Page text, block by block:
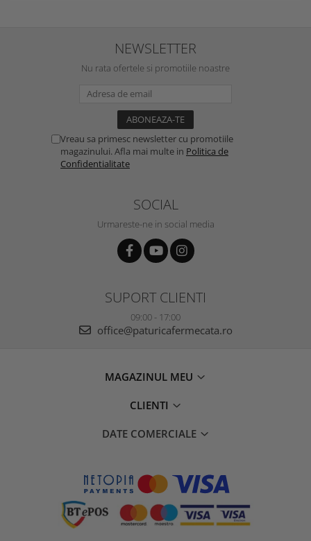
NEWSLETTER
Nu rata ofertele si promotiile noastre
Vreau sa primesc newsletter cu promotiile
magazinului. Afla mai multe in Politica de
Confidentialitate
SOCIAL
Urmareste-ne in social media
SUPORT CLIENTI
09:00 - 17:00
office@paturicafermecata.ro
MAGAZINUL MEU
CLIENTI
DATE COMERCIALE